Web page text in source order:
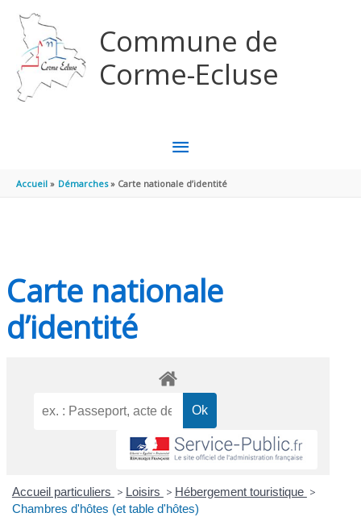
Commune de
Corme-Ecluse
MENU
PRINCIPAL
Accueil Démarches Carte nationale d’identité
Carte nationale
d’identité
Accueil particuliers > Loisirs > Hébergement touristique >
Chambres d'hôtes (et table d'hôtes)